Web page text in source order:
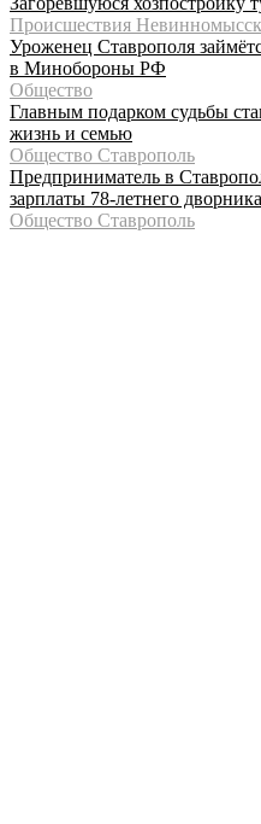
Происшествия Невинномысск
Уроженец Ставрополя
в Минобороны РФ
Общество
Главным подарком судьбы
жизнь и семью
Общество Ставрополь
Предприниматель в
зарплаты 78-летнего дворника
Общество Ставрополь